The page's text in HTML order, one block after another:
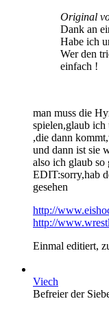
Original
Dank an
Habe ich
Wer den
einfach !
man muss die
spielen,glaub
,die dann
und dann ist sie
also ich glaub so
EDIT:sorry,hab
gesehen
http://
http://
Einmal editiert,
Viech
Befreier der